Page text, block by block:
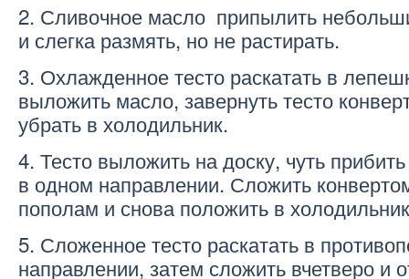
2. Сливочное масло припылить
и слегка размять, но не растирать.
3. Охлажденное тесто раскатать в
выложить масло, завернуть тесто
убрать в холодильник.
4. Тесто выложить на доску, чуть
в одном направлении. Сложить
пополам и снова положить в
5. Сложенное тесто раскатать в
направлении, затем сложить вчетверо и